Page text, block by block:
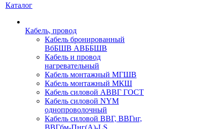
Каталог
Кабель, провод
Кабель бронированный
ВбБШВ АВББШВ
Кабель и провод
нагревательный
Кабель монтажный МГШВ
Кабель монтажный МКШ
Кабель силовой АВВГ ГОСТ
Кабель силовой NYM
однопроволочный
Кабель силовой ВВГ, ВВГнг,